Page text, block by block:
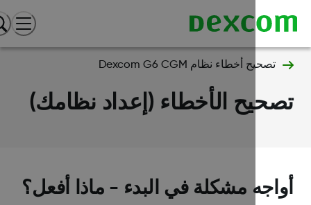
تصحيح أخطاء نظام Dexcom G6 CGM
الأخطاء (إعداد نظامك)
مشكلة في البدء - ماذا أفعل؟